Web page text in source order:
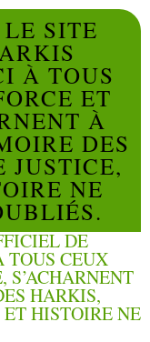
SITE
À TOUS
ET
À
DES
JUSTICE,
NE